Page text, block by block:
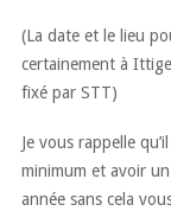
(La date et le lieu
certainement à
fixé par STT)
Je vous rappelle
minimum et avoir
année sans cela